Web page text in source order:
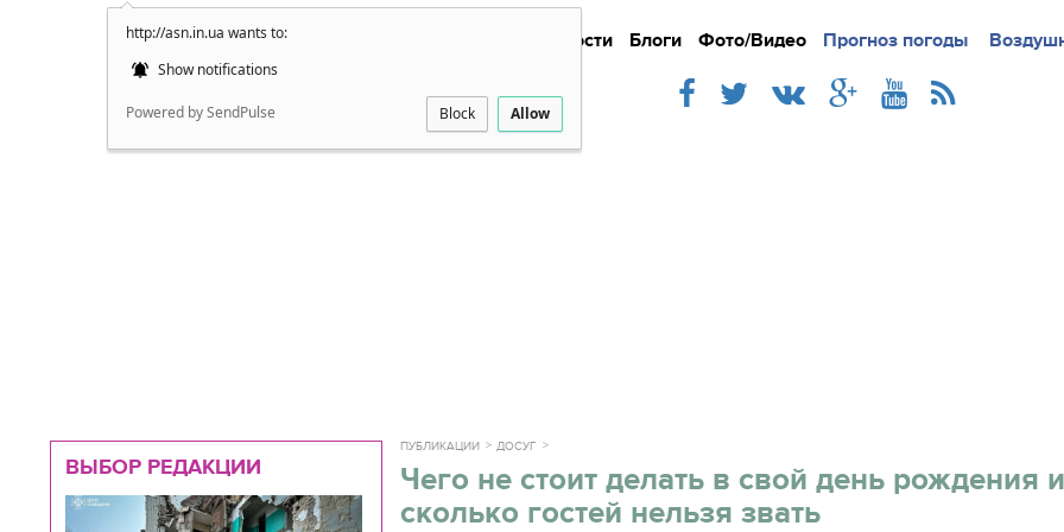
http://asn.in.ua wants to:
Show notifications
Powered by SendPulse Block Allow
Новости Блоги Фото/Видео Прогноз погоды
Подробно Новости
ВЫБОР РЕДАКЦИИ
ПУБЛИКАЦИИ ДОСУГ
Чего не стоит делать в свой день рождения и
сколько гостей нельзя звать